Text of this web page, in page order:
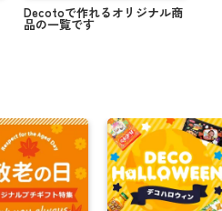
Decotoで作れるオリジナル商
品の一覧です